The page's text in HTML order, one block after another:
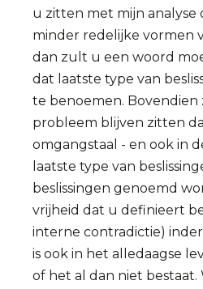
u zitten met mijn analyse
minder redelijke vormen
dan zult u een woord
dat laatste type van
te benoemen.
probleem blijven zitten
omgangstaal - en ook in
laatste type van
beslissingen genoemd
vrijheid dat u definieert
interne contradictie)
is ook in het alledaagse
of het al dan niet